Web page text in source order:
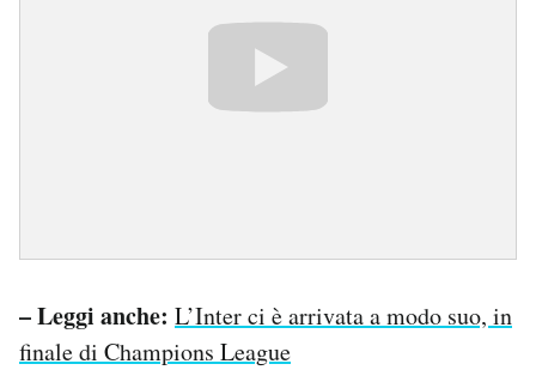
– Leggi anche: L’Inter ci è arrivata a modo suo, in
finale di Champions League